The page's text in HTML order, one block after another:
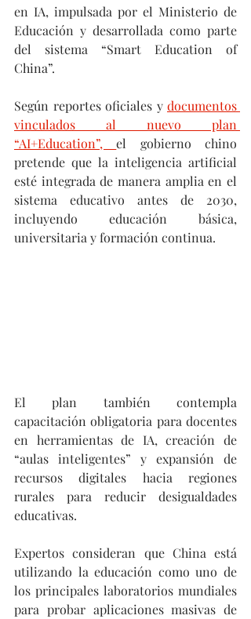
en IA, impulsada por el Ministerio de
Educación y desarrollada como parte
del sistema “Smart Education of
China”.
Según reportes oficiales y documentos
vinculados al nuevo plan
“AI+Education”, el gobierno chino
pretende que la inteligencia artificial
esté integrada de manera amplia en el
sistema educativo antes de 2030,
incluyendo educación básica,
universitaria y formación continua.
El plan también contempla
capacitación obligatoria para docentes
en herramientas de IA, creación de
“aulas inteligentes” y expansión de
recursos digitales hacia regiones
rurales para reducir desigualdades
educativas.
Expertos consideran que China está
utilizando la educación como uno de
los principales laboratorios mundiales
para probar aplicaciones masivas de